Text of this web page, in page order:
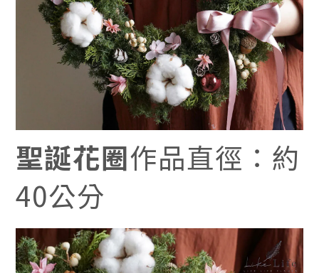
聖誕花圈作品直徑：約
40公分